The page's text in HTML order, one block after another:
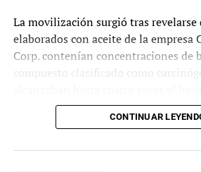
La movilización surgió tras revelarse
elaborados con aceite de la
Corp. contenían concentraciones
compuesto clasificado como
afectó diversas marcas
y provocó fuertes cuestionamientos
CONTINUAR